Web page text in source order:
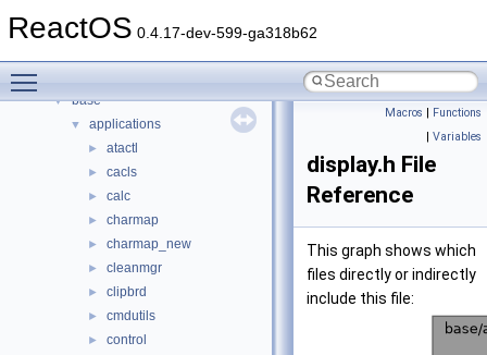
ReactOS 0.4.17-dev-599-ga318b62
► Classes
▼
▼ base
▼ applications
► atactl
► cacls
► calc
► charmap
► charmap_new
► cleanmgr
► clipbrd
► cmdutils
► control
Macros | Functions
| Variables
display.h File
Reference
This graph shows which
files directly or indirectly
include this file: